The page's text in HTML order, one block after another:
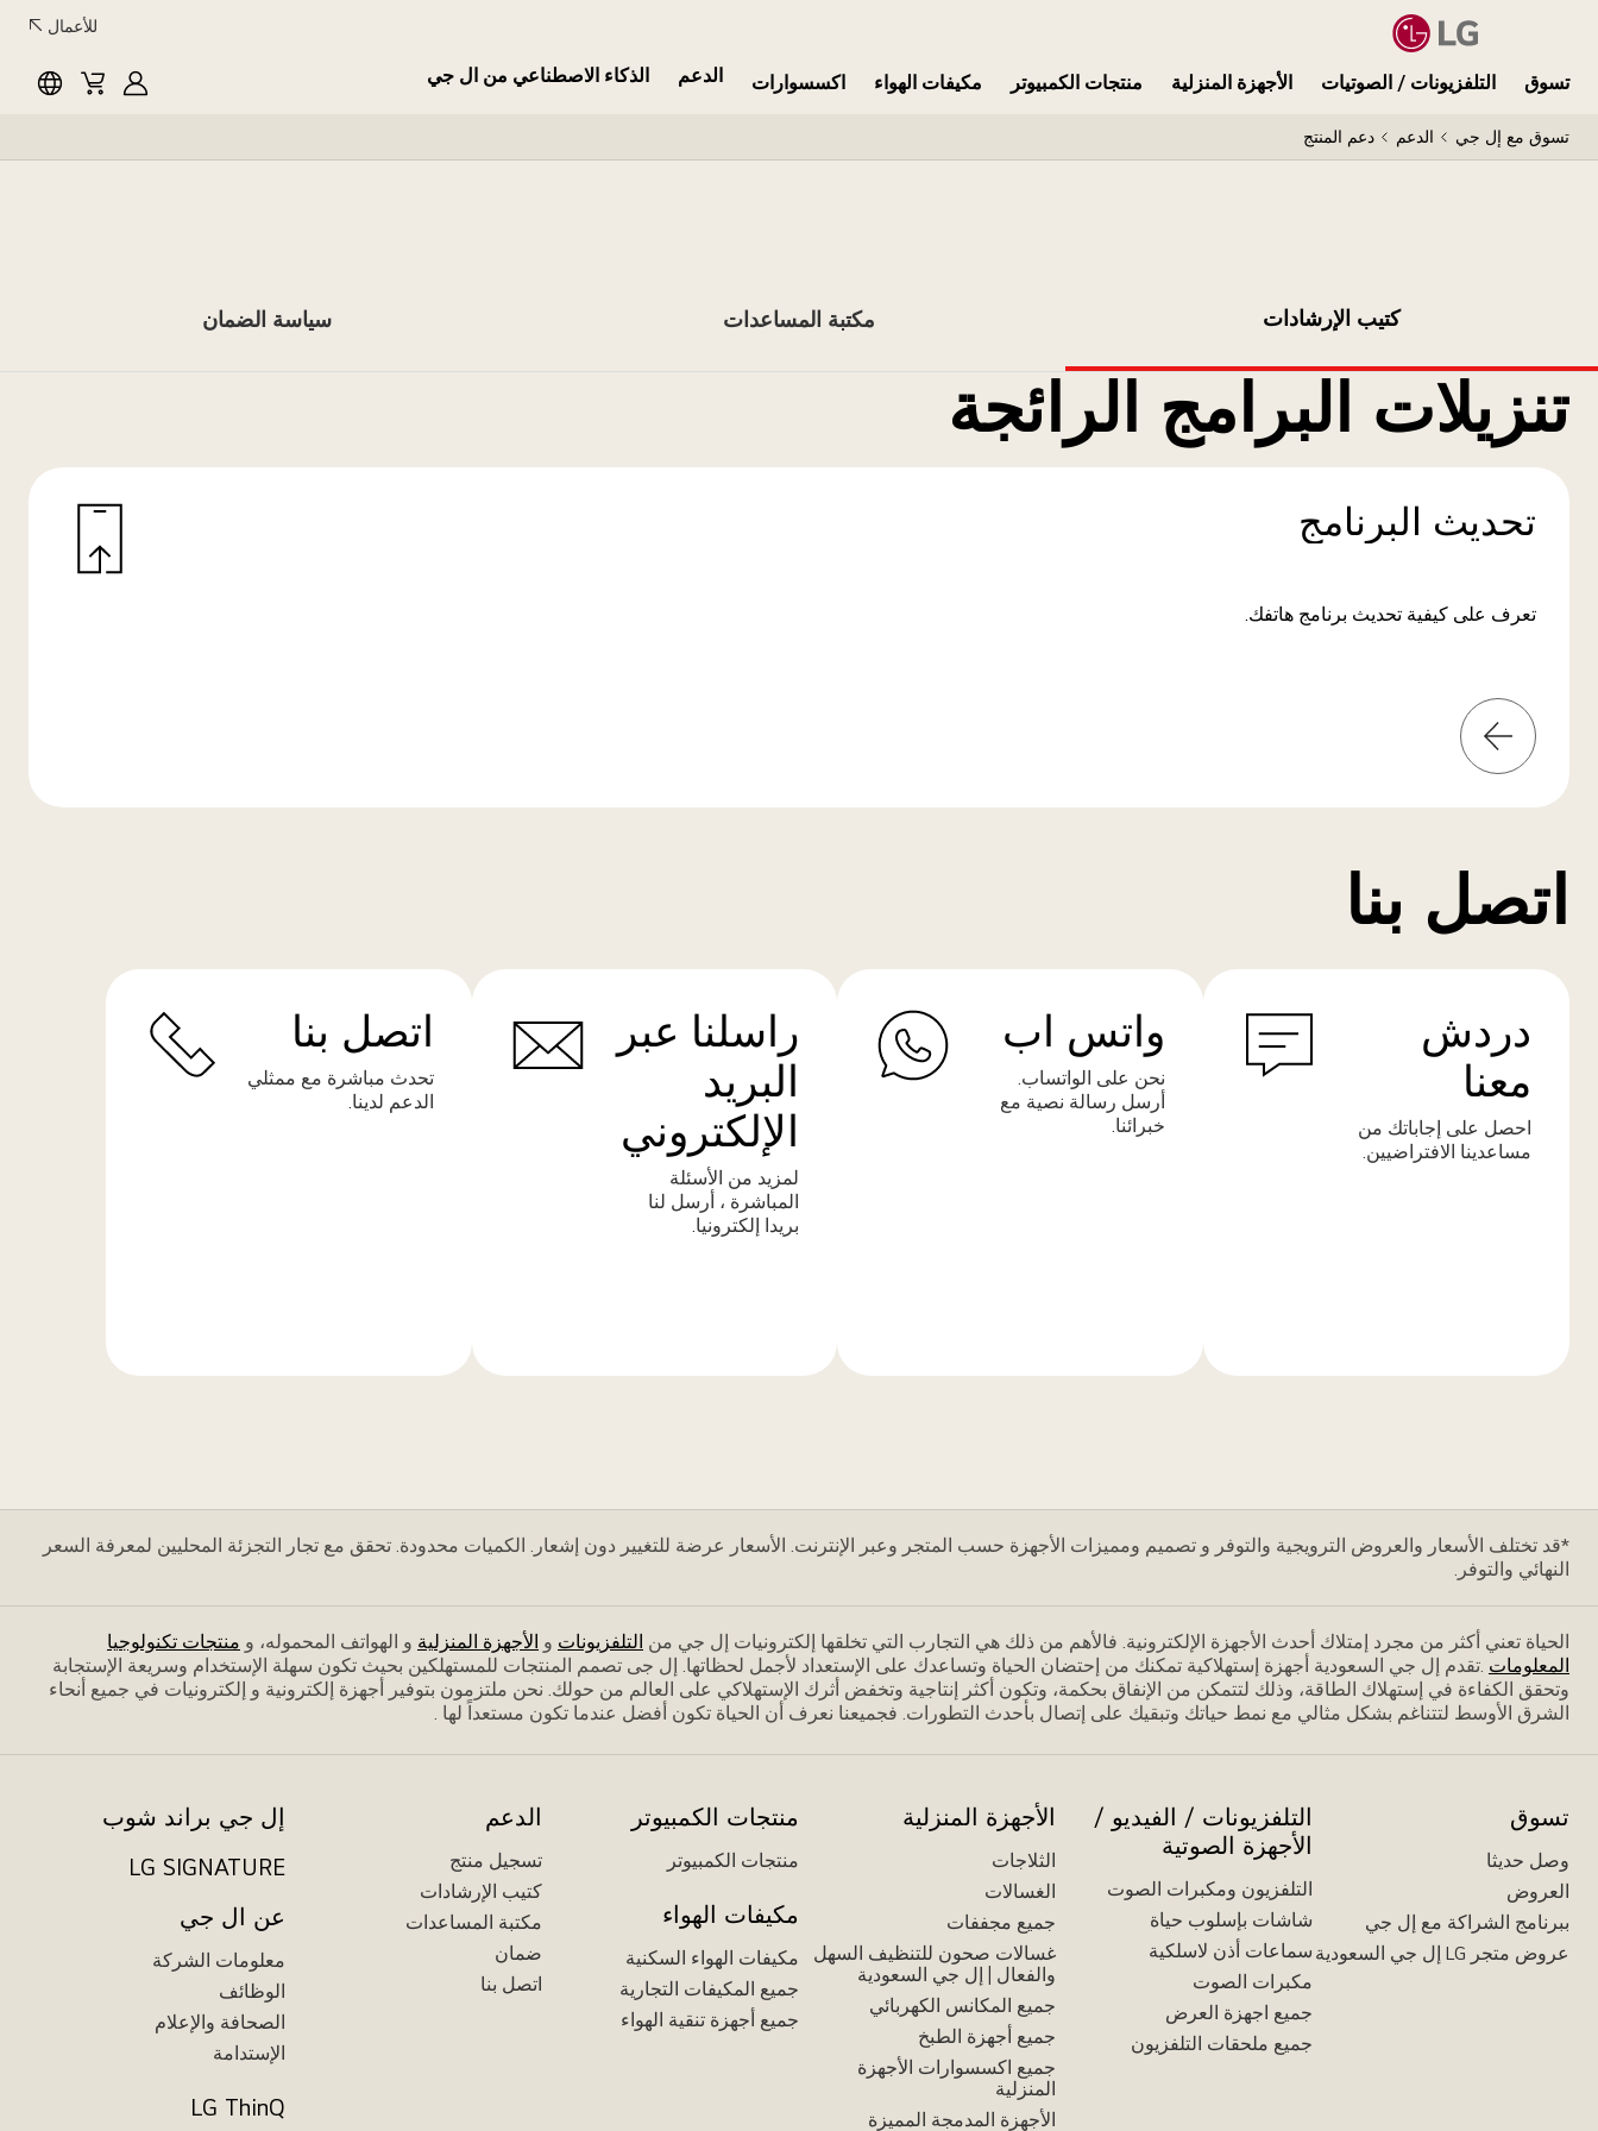
للأعمال
تسوق التلفزيونات / الصوتيات الأجهزة المنزلية منتجات الكمبيوتر مكيفات الهواء اكسسوارات الدعم
الذكاء الاصطناعي من ال جي
MyLG
Cart
تسوق مع إل جي الدعم دعم المنتج
كتيب الإرشادات مكتبة المساعدات سياسة الضمان
تنزيلات البرامج الرائجة
تحديث البرنامج
تعرف على كيفية تحديث برنامج هاتفك.
المزيد
من
المعلومات
اتصل بنا
دردش
معنا
احصل على إجاباتك من
مساعدينا الافتراضيين.
واتس اب
نحن على الواتساب.
أرسل رسالة نصية مع
خبرائنا.
راسلنا عبر
البريد
الإلكتروني
لمزيد من الأسئلة
المباشرة ، أرسل لنا
بريدا إلكترونيا.
اتصل بنا
تحدث مباشرة مع ممثلي
الدعم لدينا.
*قد تختلف الأسعار والعروض الترويجية والتوفر و تصميم ومميزات الأجهزة حسب المتجر وعبر الإنترنت. الأسعار عرضة للتغيير دون إشعار. الكميات محدودة. تحقق مع تجار التجزئة المحليين لمعرفة السعر
النهائي والتوفر.
الحياة تعني أكثر من مجرد إمتلاك أحدث الأجهزة الإلكترونية. فاﻷهم من ذلك هي التجارب التي تخلقها إلكترونيات إل جي من التلفزيونات و الأجهزة المنزلية و الهواتف المحموله، و منتجات تكنولوجيا
المعلومات .تقدم إل جي السعودية أجهزة إستهلاكية تمكنك من إحتضان الحياة وتساعدك على الإستعداد ﻷجمل لحظاتها. إل جى تصمم المنتجات للمستهلكين بحيث تكون سهلة الإستخدام وسريعة الإستجابة
وتحقق الكفاءة في إستهلاك الطاقة، وذلك لتتمكن من الإنفاق بحكمة، وتكون أكثر إنتاجية وتخفض أثرك الإستهلاكي على العالم من حولك. نحن ملتزمون بتوفير أجهزة إلكترونية و إلكترونيات في جميع أنحاء
الشرق الأوسط لتتناغم بشكل مثالي مع نمط حياتك وتبقيك على إتصال بأحدث التطورات. فجميعنا نعرف أن الحياة تكون أفضل عندما تكون مستعداً لها .
تسوق
وصل حديثا
العروض
ببرنامج الشراكة مع إل جي
عروض متجر LG إل جي السعودية
التلفزيونات / الفيديو /
الأجهزة الصوتية
التلفزيون ومكبرات الصوت
شاشات بإسلوب حياة
سماعات أذن لاسلكية
مكبرات الصوت
جميع اجهزة العرض
جميع ملحقات التلفزيون
الأجهزة المنزلية
الثلاجات
الغسالات
جميع مجففات
غسالات صحون للتنظيف السهل
والفعال | إل جي السعودية
جميع المكانس الكهربائي
جميع أجهزة الطبخ
جميع اكسسوارات الأجهزة
المنزلية
الأجهزة المدمجة المميزة
منتجات الكمبيوتر
منتجات الكمبيوتر
مكيفات الهواء
مكيفات الهواء السكنية
جميع المكيفات التجارية
جميع أجهزة تنقية الهواء
الدعم
تسجيل منتج
كتيب الإرشادات
مكتبة المساعدات
ضمان
اتصل بنا
إل جي براند شوب
LG SIGNATURE
عن ال جي
معلومات الشركة
الوظائف
الصحافة والإعلام
الإستدامة
LG ThinQ